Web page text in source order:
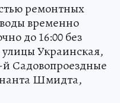
ремонтных
временно
до 16:00 без
Украинская,
Садовопроездные
Шмидта,